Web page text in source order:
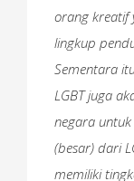
orang kreatif
lingkup
Sementara
LGBT juga
negara
(besar) dari
memiliki